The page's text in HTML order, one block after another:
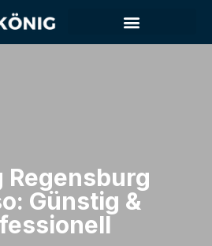
Regensburg​
Günstig &